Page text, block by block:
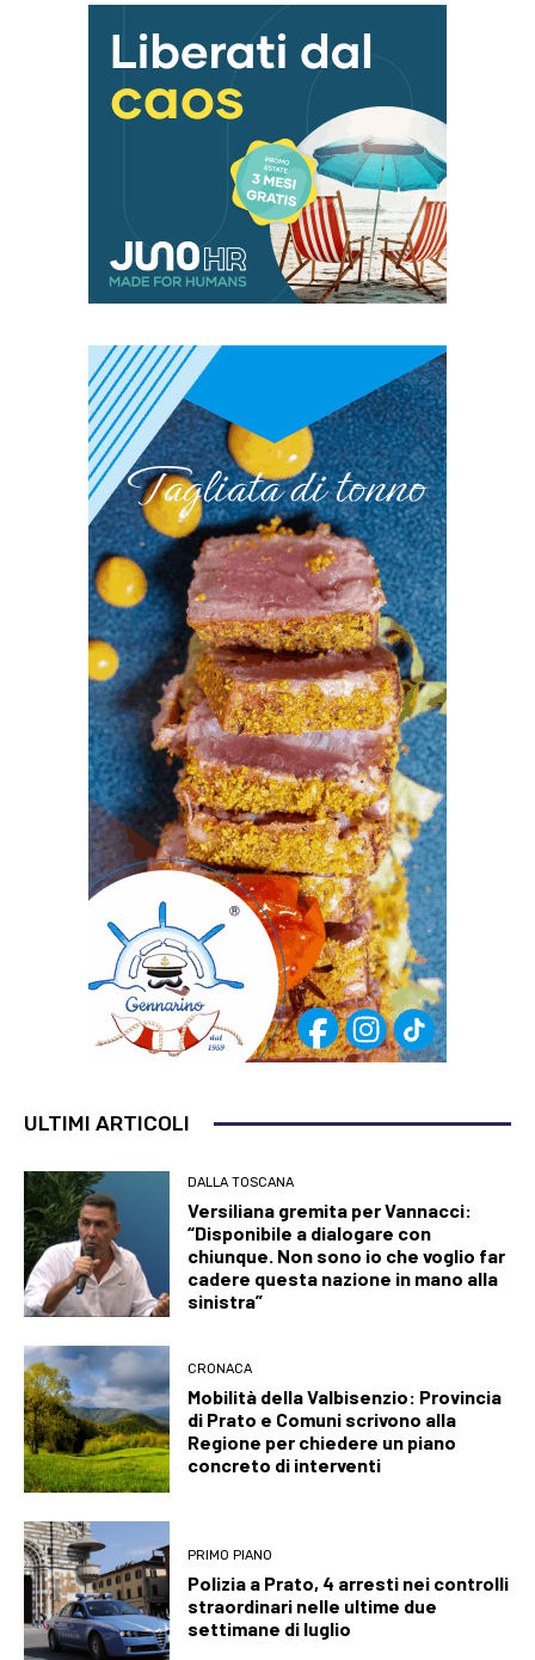
ULTIMI ARTICOLI
DALLA TOSCANA
Versiliana gremita per Vannacci:
“Disponibile a dialogare con
chiunque. Non sono io che voglio far
cadere questa nazione in mano alla
sinistra”
CRONACA
Mobilità della Valbisenzio: Provincia
di Prato e Comuni scrivono alla
Regione per chiedere un piano
concreto di interventi
PRIMO PIANO
Polizia a Prato, 4 arresti nei controlli
straordinari nelle ultime due
settimane di luglio